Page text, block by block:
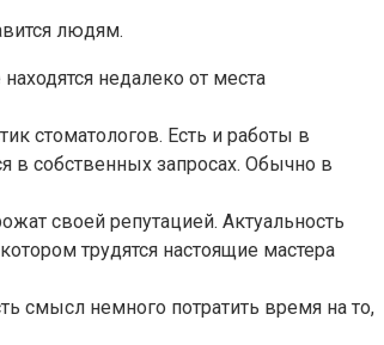
людям.
недалеко от места
стоматологов. Есть и работы в
в собственных запросах. Обычно в
своей репутацией. Актуальность
трудятся настоящие мастера
смысл немного потратить время на то,